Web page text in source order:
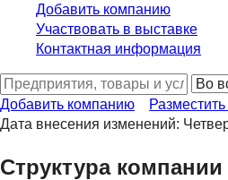
Добавить компанию
Участвовать в выставке
Контактная информация
Добавить компанию
Дата внесения изменений:
Структура компании